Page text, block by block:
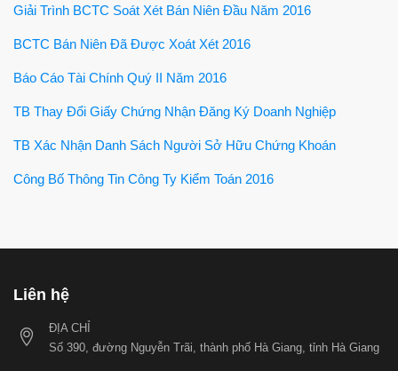
Giải Trình BCTC Soát Xét Bán Niên Đầu Năm 2016
BCTC Bán Niên Đã Được Xoát Xét 2016
Báo Cáo Tài Chính Quý II Năm 2016
TB Thay Đổi Giấy Chứng Nhận Đăng Ký Doanh Nghiệp
TB Xác Nhận Danh Sách Người Sở Hữu Chứng Khoán
Công Bố Thông Tin Công Ty Kiểm Toán 2016
Liên hệ
ĐỊA CHỈ
Số 390, đường Nguyễn Trãi, thành phố Hà Giang, tỉnh Hà Giang